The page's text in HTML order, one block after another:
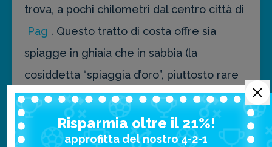
trova, a pochi chilometri dal centro città di
Pag . Questo tratto di costa offre sia
spiagge in ghiaia che in sabbia (la
cosiddetta “spiaggia d’oro”, piuttosto rare
in Croazia) e si adattano anche ai bambini:
attorno alla spiaggia si possono trovare
ristoranti dove gustare specialità tipiche.
Risparmia oltre il 21%!
approfitta del nostro 4-2-1